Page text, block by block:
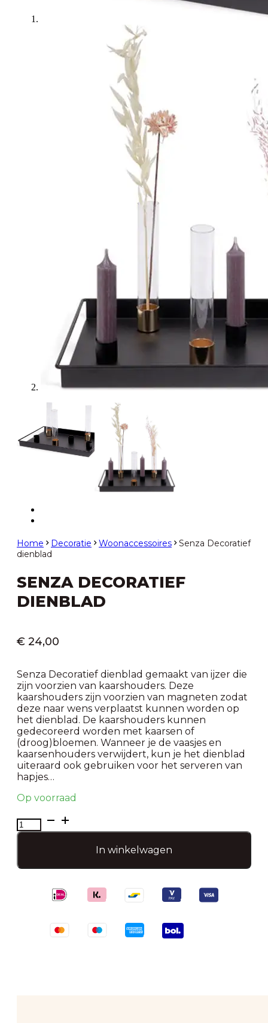
Home Decoratie Woonaccessoires
Senza Decoratief
dienblad
SENZA DECORATIEF
DIENBLAD
€ 24,00
Senza Decoratief dienblad gemaakt van ijzer die
zijn voorzien van kaarshouders. Deze
kaarshouders zijn voorzien van magneten zodat
deze naar wens verplaatst kunnen worden op
het dienblad. De kaarshouders kunnen
gedecoreerd worden met kaarsen of
(droog)bloemen. Wanneer je de vaasjes en
kaarsenhouders verwijdert, kun je het dienblad
uiteraard ook gebruiken voor het serveren van
hapjes…
Op voorraad
Senza
Decoratief
In winkelwagen